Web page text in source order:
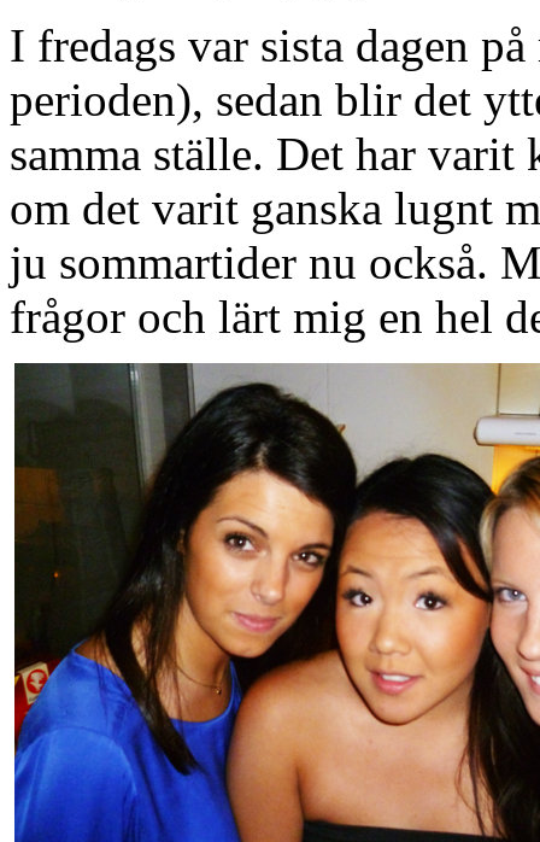
I fredags var sista dagen
perioden), sedan blir det
samma ställe. Det har varit
om det varit ganska lugnt
ju sommartider nu också.
frågor och lärt mig en hel